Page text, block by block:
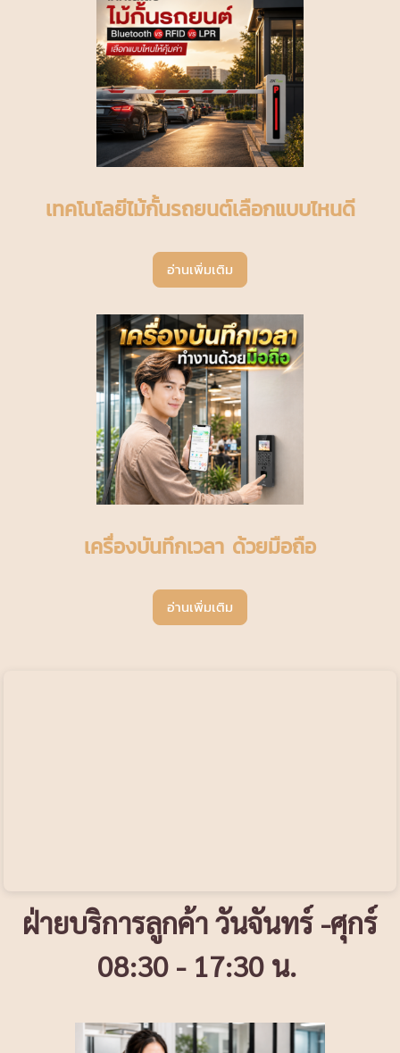
เทคโนโลยีไม้กั้นรถยนต์เลือกแบบไหนดี
อ่านเพิ่มเติม
เครื่องบันทึกเวลา ด้วยมือถือ
อ่านเพิ่มเติม
ฝ่ายบริการลูกค้า วันจันทร์ -ศุกร์
08:30 - 17:30 น.